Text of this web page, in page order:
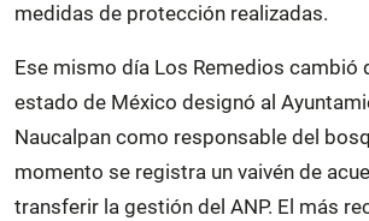
medidas de protección realizadas.
Ese mismo día Los Remedios cambió
estado de México designó al
Naucalpan como responsable del
momento se registra un vaivén de
transferir la gestión del ANP. El más